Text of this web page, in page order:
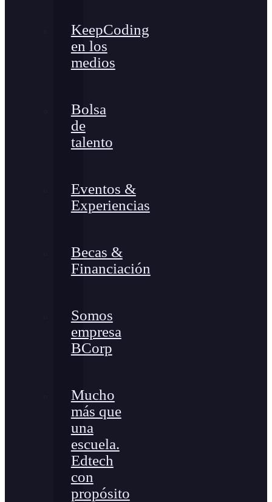
KeepCoding
en los
medios
Bolsa
de
talento
Eventos &
Experiencias
Becas &
Financiación
Somos
empresa
BCorp
Mucho
más que
una
escuela.
Edtech
con
propósito